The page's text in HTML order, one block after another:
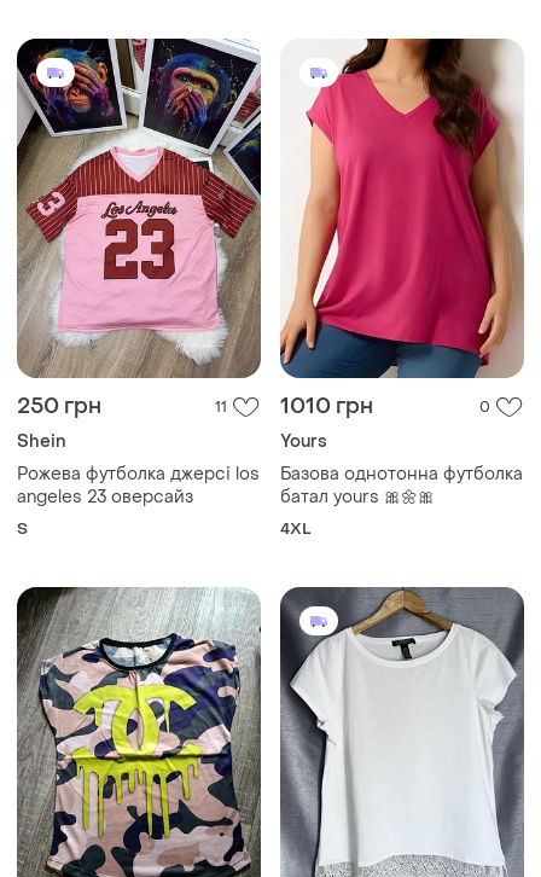
250 грн 11
Shein
Рожева футболка джерсі los
angeles 23 оверсайз
S
1010 грн 0
Yours
Базова однотонна футболка
батал yours 🎀🌼🎀
4XL